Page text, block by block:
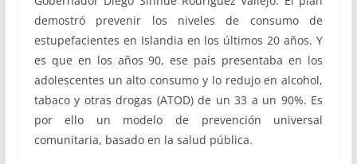
demostró prevenir los niveles de consumo de
estupefacientes en Islandia en los últimos 20 años. Y
es que en los años 90, ese país presentaba en los
adolescentes un alto consumo y lo redujo en alcohol,
tabaco y otras drogas (ATOD) de un 33 a un 90%. Es
por ello un modelo de prevención universal
comunitaria, basado en la salud pública.